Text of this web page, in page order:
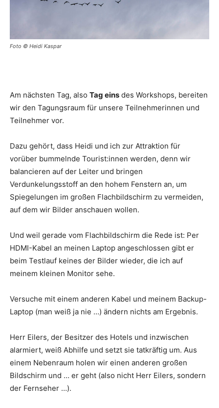
Foto © Heidi Kaspar
Am nächsten Tag, also Tag eins des Workshops, bereiten
wir den Tagungsraum für unsere Teilnehmerinnen und
Teilnehmer vor.
Dazu gehört, dass Heidi und ich zur Attraktion für
vorüber bummelnde Tourist:innen werden, denn wir
balancieren auf der Leiter und bringen
Verdunkelungsstoff an den hohem Fenstern an, um
Spiegelungen im großen Flachbildschirm zu vermeiden,
auf dem wir Bilder anschauen wollen.
Und weil gerade vom Flachbildschirm die Rede ist: Per
HDMI-Kabel an meinen Laptop angeschlossen gibt er
beim Testlauf keines der Bilder wieder, die ich auf
meinem kleinen Monitor sehe.
Versuche mit einem anderen Kabel und meinem Backup-
Laptop (man weiß ja nie …) ändern nichts am Ergebnis.
Herr Eilers, der Besitzer des Hotels und inzwischen
alarmiert, weiß Abhilfe und setzt sie tatkräftig um. Aus
einem Nebenraum holen wir einen anderen großen
Bildschirm und … er geht (also nicht Herr Eilers, sondern
der Fernseher …).